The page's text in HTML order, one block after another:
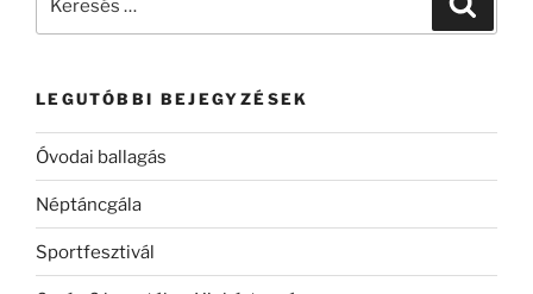
LEGUTÓBBI BEJEGYZÉSEK
Óvodai ballagás
Néptáncgála
Sportfesztivál